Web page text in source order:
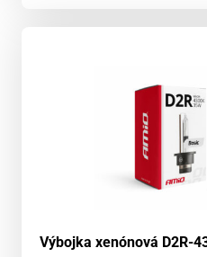
Výbojka xenónová D2R-